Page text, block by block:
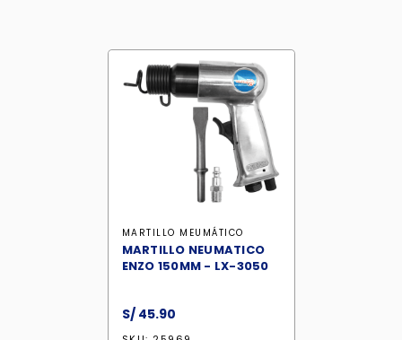
MARTILLO MEUMÁTICO
MARTILLO NEUMATICO
ENZO 150MM - LX-3050
S/45.90